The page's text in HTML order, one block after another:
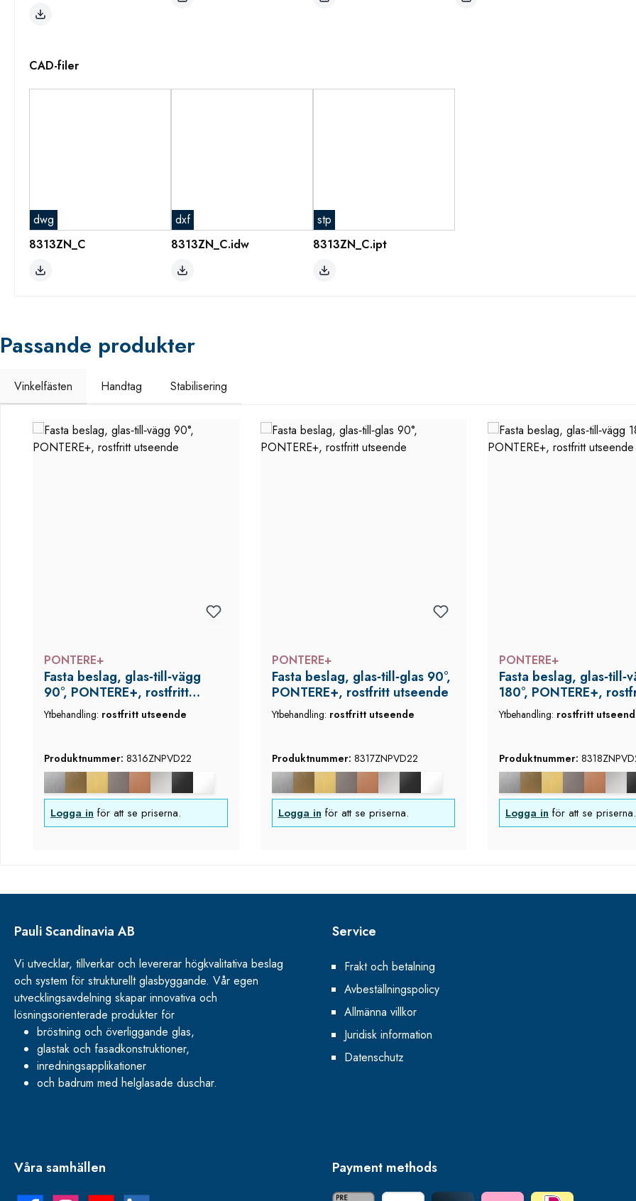
CAD-filer
dwg
8313ZN_C
dxf
8313ZN_C.idw
stp
8313ZN_C.ipt
Passande produkter
Vinkelfästen Handtag Stabilisering
Hoppa över produktgalleri
PONTERE+
Fasta beslag, glas‑till‑vägg
90°, PONTERE+, rostfritt
utseende
Ytbehandling: rostfritt utseende
Produktnummer: 8316ZNPVD22
Logga in för att se priserna.
PONTERE+
Fasta beslag, glas‑till‑glas 90°,
PONTERE+, rostfritt utseende
Ytbehandling: rostfritt utseende
Produktnummer: 8317ZNPVD22
Logga in för att se priserna.
PONTERE+
Fasta beslag,
180°, PONTERE+,
utseende
Ytbehandling: rostfritt
Produktnummer:
Logga in för att se priserna.
Pauli Scandinavia AB
Vi utvecklar, tillverkar och levererar högkvalitativa beslag
och system för strukturellt glasbyggande. Vår egen
utvecklingsavdelning skapar innovativa och
lösningsorienterade produkter för
bröstning och överliggande glas,
glastak och fasadkonstruktioner,
inredningsapplikationer
och badrum med helglasade duschar.
Service
Frakt och betalning
Avbeställningspolicy
Allmänna villkor
Juridisk information
Datenschutz
Våra samhällen Payment methods